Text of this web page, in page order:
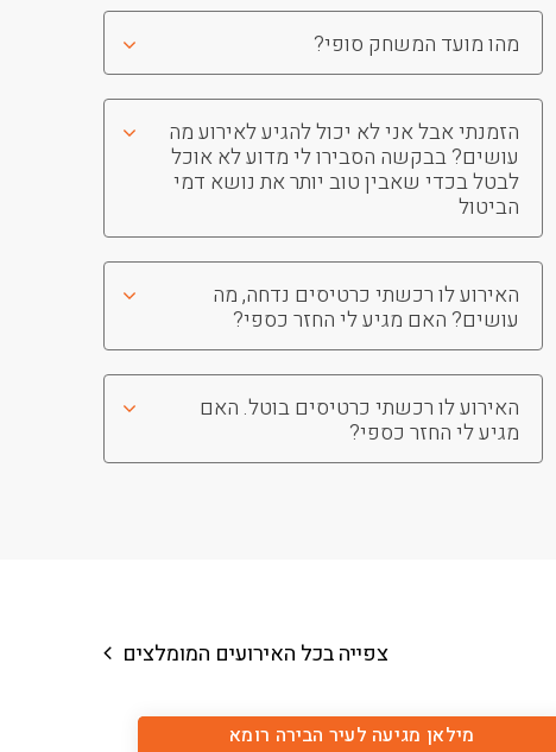
מהו מועד המשחק סופי?
הזמנתי אבל אני לא יכול להגיע לאירוע מה
עושים? בבקשה הסבירו לי מדוע לא אוכל
לבטל בכדי שאבין טוב יותר את נושא דמי
הביטול
האירוע לו רכשתי כרטיסים נדחה, מה
עושים? האם מגיע לי החזר כספי?
האירוע לו רכשתי כרטיסים בוטל. האם
מגיע לי החזר כספי?
צפייה בכל האירועים המומלצים
מילאן מגיעה לעיר הבירה רומא